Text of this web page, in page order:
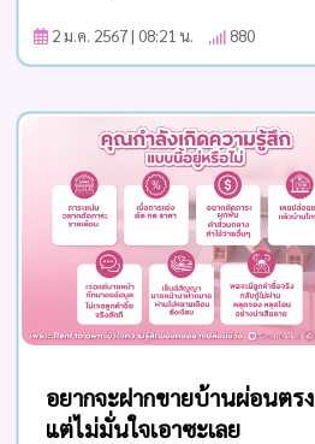
2 ม.ค. 2567 | 08:21 น. 880
อยากจะฝากขายบ้านผ่อนตรง
แต่ไม่มั่นใจเอาซะเลย